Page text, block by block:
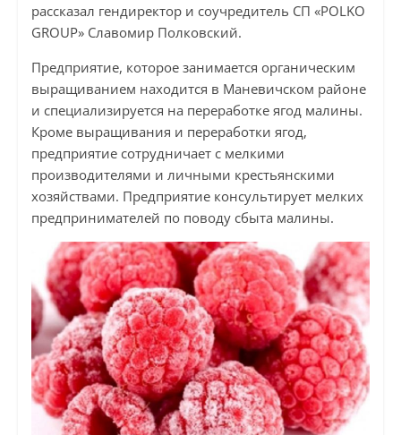
рассказал гендиректор и соучредитель СП «POLKO
GROUP» Славомир Полковский.
Предприятие, которое занимается органическим
выращиванием находится в Маневичском районе
и специализируется на переработке ягод малины.
Кроме выращивания и переработки ягод,
предприятие сотрудничает с мелкими
производителями и личными крестьянскими
хозяйствами. Предприятие консультирует мелких
предпринимателей по поводу сбыта малины.